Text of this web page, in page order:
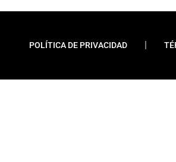
POLÍTICA DE PRIVACIDAD